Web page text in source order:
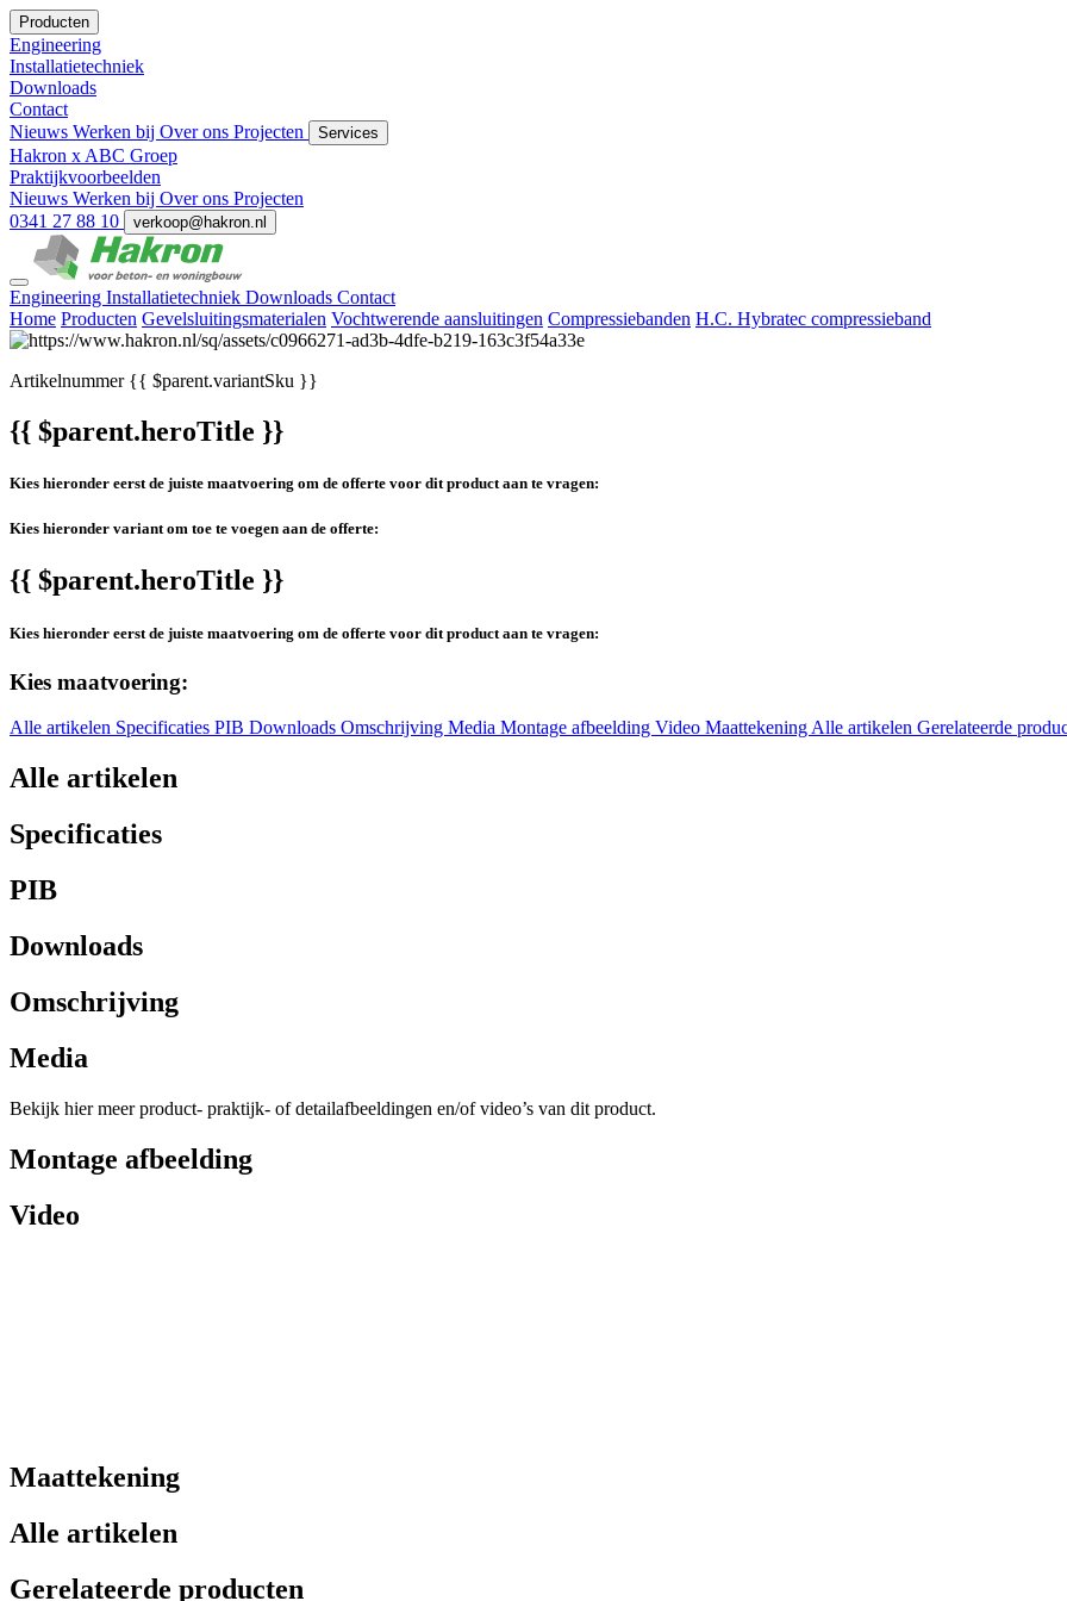
Producten
Engineering
Installatietechniek
Downloads
Contact
Nieuws Werken bij Over ons Projecten Services
Hakron x ABC Groep
Praktijkvoorbeelden
Nieuws Werken bij Over ons Projecten
0341 27 88 10
verkoop@hakron.nl
Engineering Installatietechniek Downloads Contact
Home Producten Gevelsluitingsmaterialen Vochtwerende aansluitingen Compressiebanden H.C. Hybratec compressieband
Artikelnummer{{ $parent.variantSku }}
{{ $parent.heroTitle }}
Kies hieronder eerst de juiste maatvoering om de offerte voor dit product aan te vragen:
Kies hieronder variant om toe te voegen aan de offerte:
{{ $parent.heroTitle }}
Kies hieronder eerst de juiste maatvoering om de offerte voor dit product aan te vragen:
Kies maatvoering:
Alle artikelen Specificaties PIB Downloads Omschrijving Media Montage afbeelding Video MaattekeningAlle artikelen Gerelateerde
Alle artikelen
Specificaties
PIB
Downloads
Omschrijving
Media
Bekijk hier meer product- praktijk- of detailafbeeldingen en/of video’s van dit product.
Montage afbeelding
Video
Maattekening
Alle artikelen
Gerelateerde producten